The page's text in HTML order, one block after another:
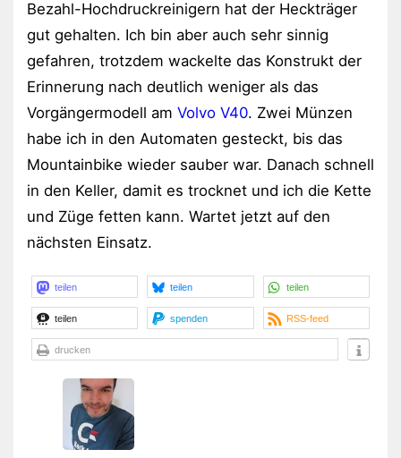
Bezahl-Hochdruckreinigern hat der Heckträger
gut gehalten. Ich bin aber auch sehr sinnig
gefahren, trotzdem wackelte das Konstrukt der
Erinnerung nach deutlich weniger als das
Vorgängermodell am Volvo V40. Zwei Münzen
habe ich in den Automaten gesteckt, bis das
Mountainbike wieder sauber war. Danach schnell
in den Keller, damit es trocknet und ich die Kette
und Züge fetten kann. Wartet jetzt auf den
nächsten Einsatz.
teilen teilen teilen
teilen spenden RSS-feed
drucken